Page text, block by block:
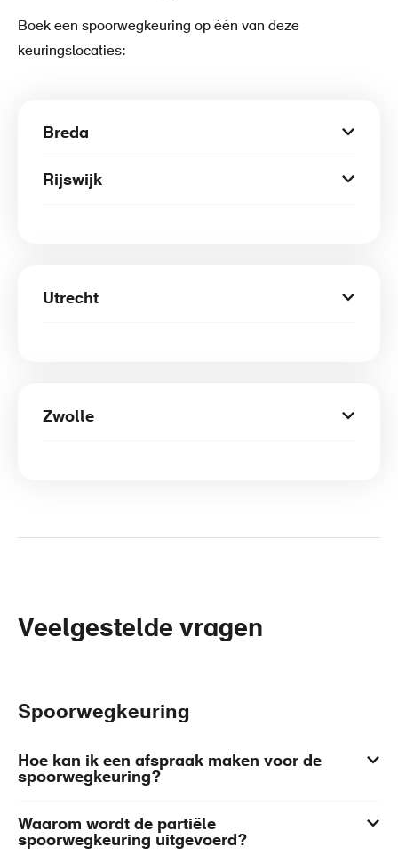
Boek een spoorwegkeuring op één van deze
keuringslocaties:
Breda
Rijswijk
Utrecht
Zwolle
Veelgestelde vragen
Spoorwegkeuring
Hoe kan ik een afspraak maken voor de
spoorwegkeuring?
Waarom wordt de partiële
spoorwegkeuring uitgevoerd?